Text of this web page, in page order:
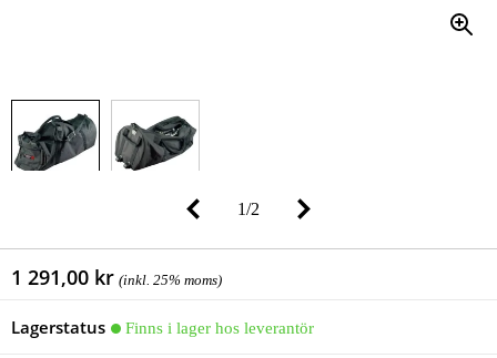
1/2
1 291,00 kr (inkl. 25% moms)
Lagerstatus Finns i lager hos leverantör